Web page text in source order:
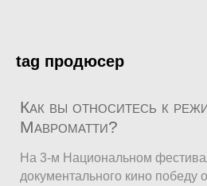
tag продюсер
Как вы относитесь к
Мавроматти?
На 3-м Национальном
документального кино победу